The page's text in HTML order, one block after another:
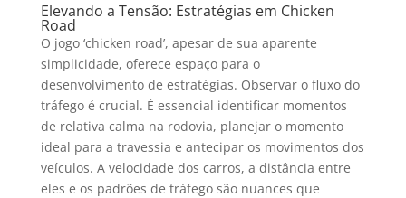
Elevando a Tensão: Estratégias em Chicken
Road
O jogo ‘chicken road’, apesar de sua aparente
simplicidade, oferece espaço para o
desenvolvimento de estratégias. Observar o fluxo do
tráfego é crucial. É essencial identificar momentos
de relativa calma na rodovia, planejar o momento
ideal para a travessia e antecipar os movimentos dos
veículos. A velocidade dos carros, a distância entre
eles e os padrões de tráfego são nuances que